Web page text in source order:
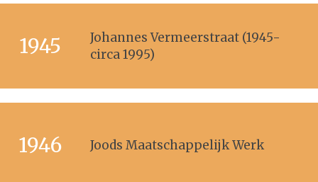
1945
Johannes Vermeerstraat (1945-
circa 1995)
1946 Joods Maatschappelijk Werk